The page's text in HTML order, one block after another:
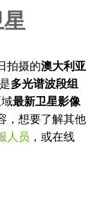
拍摄的澳大利亚
多光谱波段组
最新卫星影像
，想要了解其他
人员 ，或在线